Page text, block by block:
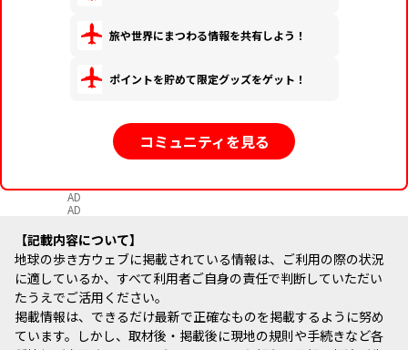
旅や世界にまつわる情報を共有しよう！
ポイントを貯めて限定グッズをゲット！
コミュニティを見る
AD
AD
記載内容について
地球の歩き方ウェブに掲載されている情報は、ご利用の際の状況
に適しているか、すべて利用者ご自身の責任で判断していただい
たうえでご活用ください。
掲載情報は、できるだけ最新で正確なものを掲載するように努め
ています。しかし、取材後・掲載後に現地の規則や手続きなど各